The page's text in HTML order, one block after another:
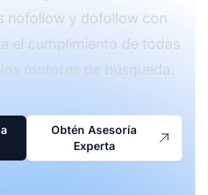
nofollow y dofollow con
el cumplimiento de todas
motores de búsqueda.
Obtén Asesoría
Experta